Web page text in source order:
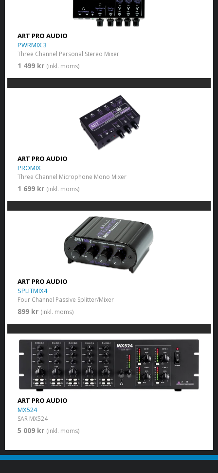
ART PRO AUDIO
PWRMIX 3
Three Channel Personal Stereo Mixer
1 499 kr (inkl. moms)
ART PRO AUDIO
PROMIX
Three Channel Microphone Mono Mixer
1 699 kr (inkl. moms)
ART PRO AUDIO
SPLITMIX4
Four Channel Passive Splitter/Mixer
899 kr (inkl. moms)
ART PRO AUDIO
MX524
SAR MX524
5 009 kr (inkl. moms)